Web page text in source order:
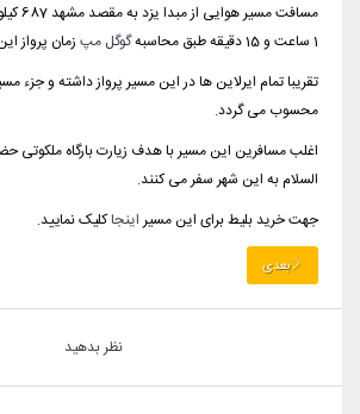
مسافت
1 ساعت و 15 دقیقه طبق محاسبه
گوگل مپ زمان پرواز
تقریبا تمام ایرلاین ها در این مسیر پرواز داشته و جزء
محسوب می گردد.
اغلب مسافرین این مسیر با هدف زیارت بارگاه ملکوتی
السلام به این شهر سفر می کنند.
جهت خرید بلیط برای این مسیراینجاکلیک نمایید.
بعدی
نظر بدهید